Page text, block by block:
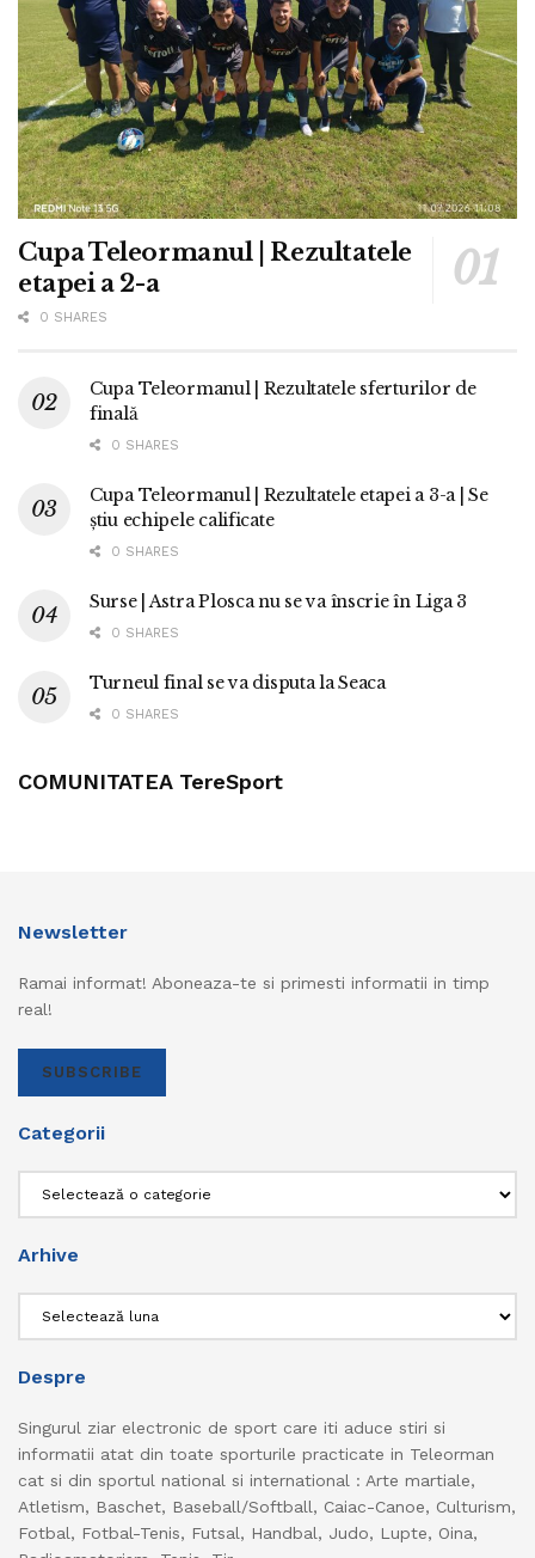
Cupa Teleormanul | Rezultatele
etapei a 2-a
0 SHARES
Cupa Teleormanul | Rezultatele sferturilor de
finală
0 SHARES
Cupa Teleormanul | Rezultatele etapei a 3-a | Se
știu echipele calificate
0 SHARES
Surse | Astra Plosca nu se va înscrie în Liga 3
0 SHARES
Turneul final se va disputa la Seaca
0 SHARES
COMUNITATEA TereSport
Newsletter
Ramai informat! Aboneaza-te si primesti informatii in timp
real!
SUBSCRIBE
Categorii
Arhive
Despre
Singurul ziar electronic de sport care iti aduce stiri si
informatii atat din toate sporturile practicate in Teleorman
cat si din sportul national si international : Arte martiale,
Atletism, Baschet, Baseball/Softball, Caiac-Canoe, Culturism,
Fotbal, Fotbal-Tenis, Futsal, Handbal, Judo, Lupte, Oina,